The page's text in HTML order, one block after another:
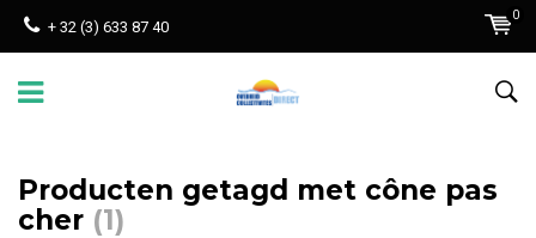
+ 32 (3) 633 87 40
0
Producten getagd met cône pas
cher (1)